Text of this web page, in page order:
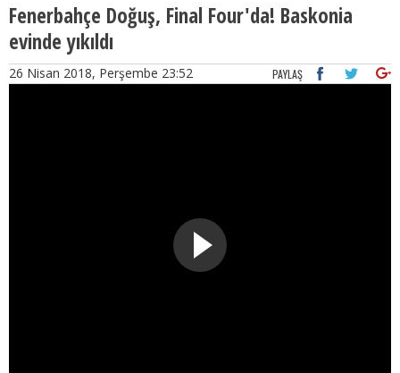
Fenerbahçe Doğuş, Final Four'da! Baskonia
evinde yıkıldı
26 Nisan 2018, Perşembe 23:52 PAYLAŞ